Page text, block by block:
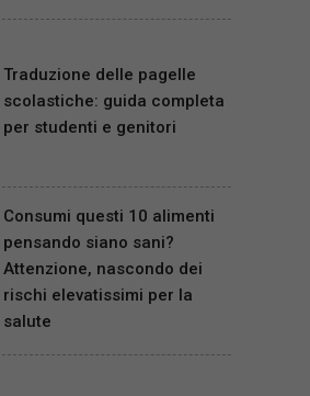
Traduzione delle pagelle
scolastiche: guida completa
per studenti e genitori
Consumi questi 10 alimenti
pensando siano sani?
Attenzione, nascondo dei
rischi elevatissimi per la
salute